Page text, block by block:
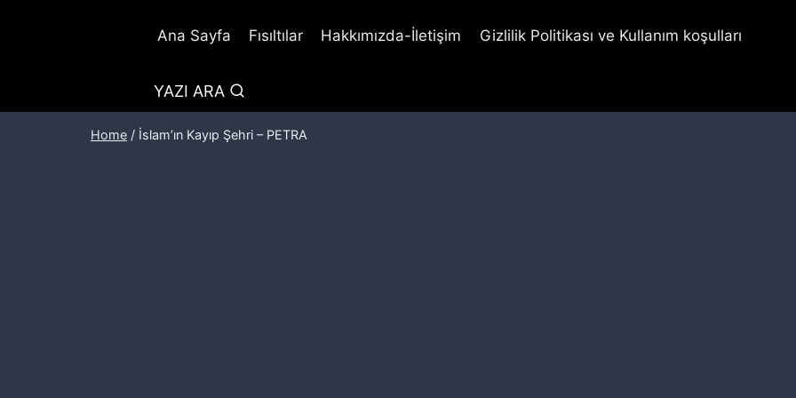
Ana Sayfa Fısıltılar Hakkımızda-İletişim Gizlilik Politikası ve Kullanım koşulları
YAZI ARA
Home / İslam’ın Kayıp Şehri – PETRA